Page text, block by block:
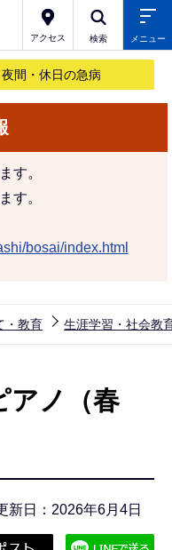
アクセス 検索 メニュー
夜間・休日の急病
す。
す。
bosai/index.html
・教育 生涯学習・社会教
アノ（春
新日：2026年6月4日